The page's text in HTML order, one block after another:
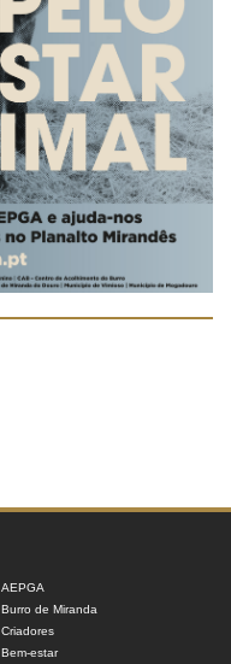
AEPGA
Burro de Miranda
Criadores
Bem-estar